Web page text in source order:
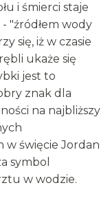
i śmierci staje
"źródłem wody
się, iż w czasie
ukaże się
jest to
znak dla
na najbliższy
w święcie Jordan
symbol
w wodzie.